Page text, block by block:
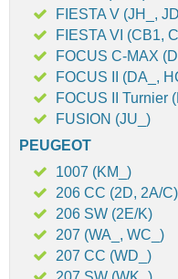
FIESTA V (JH_,
FIESTA VI (CB1,
FOCUS C-MAX
FOCUS II (DA_,
FOCUS II Turnier
FUSION (JU_)
PEUGEOT
1007 (KM_)
206 CC (2D, 2A/C)
206 SW (2E/K)
207 (WA_, WC_)
207 CC (WD_)